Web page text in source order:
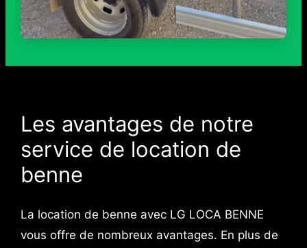
Les avantages de notre
service de location de
benne
La location de benne avec LG LOCA BENNE
vous offre de nombreux avantages. En plus de